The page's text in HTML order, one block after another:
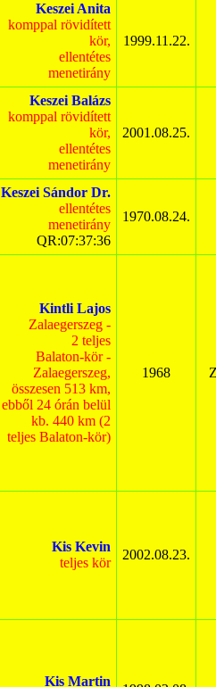
Keszei Anita
komppal rövidített
kör,
ellentétes
menetirány
1999.11.22.
Keszei Balázs
komppal rövidített
kör,
ellentétes
menetirány
2001.08.25.
Keszei Sándor Dr.
ellentétes
menetirány
QR:07:37:36
1970.08.24.
Kintli Lajos
Zalaegerszeg -
2 teljes
Balaton-kör -
Zalaegerszeg,
összesen 513 km,
ebből 24 órán belül
kb. 440 km (2
teljes Balaton-kör)
1968
Kis Kevin
teljes kör
2002.08.23.
Kis Martin